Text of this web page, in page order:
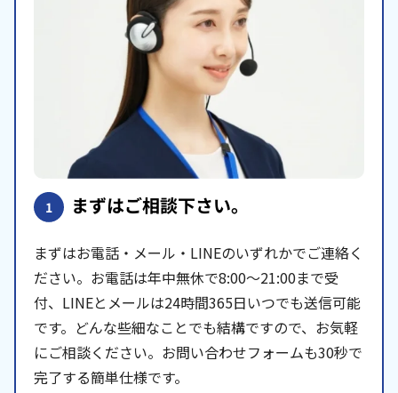
1 まずはご相談下さい。
まずはお電話・メール・LINEのいずれかでご連絡く
ださい。お電話は年中無休で8:00〜21:00まで受
付、LINEとメールは24時間365日いつでも送信可能
です。どんな些細なことでも結構ですので、お気軽
にご相談ください。お問い合わせフォームも30秒で
完了する簡単仕様です。